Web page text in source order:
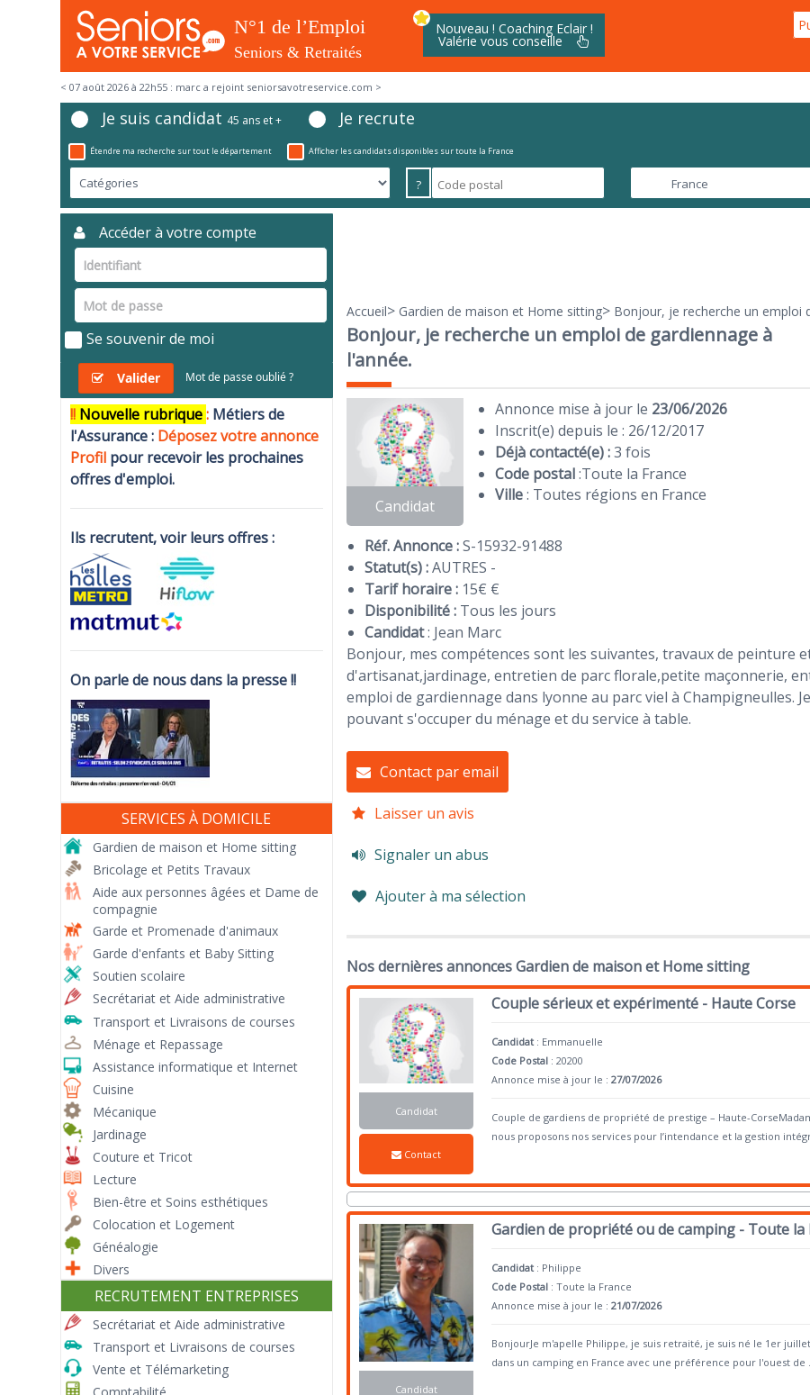
Nouveau ! Coaching Eclair !
Valérie vous conseille
< 07 août 2026 à 22h55 : marc a rejoint seniorsavotreservice.com >
Je suis candidat 45 ans et + Je recrute
Étendre ma recherche sur tout le département Afficher les candidats disponibles sur toute la France
?
Accueil> Gardien de maison et Home sitting> Bonjour, je recherche un emploi
Bonjour, je recherche un emploi de gardiennage à
l'année.
Candidat
Annonce mise à jour le 23/06/2026
Inscrit(e) depuis le : 26/12/2017
Déjà contacté(e) :3 fois
Code postal:Toute la France
Ville: Toutes régions en France
Réf. Annonce :S-15932-91488
Statut(s) :AUTRES -
Tarif horaire :15€ €
Disponibilité :Tous les jours
Candidat: Jean Marc
Bonjour, mes compétences sont les suivantes, travaux de
d'artisanat,jardinage, entretien de parc florale,petite maçonnerie,
emploi de gardiennage dans lyonne au parc viel à Champigneulles.
pouvant s'occuper du ménage et du service à table.
Contact par email
Laisser un avis
Signaler un abus
Ajouter à ma sélection
Nos dernières annonces Gardien de maison et Home sitting
Candidat
Contact
Couple sérieux et expérimenté - Haute Corse
Candidat : Emmanuelle
Code Postal : 20200
Annonce mise à jour le :27/07/2026
Couple de gardiens de propriété de prestige – Haute-
nous proposons nos services pour l’intendance et la gestion
Candidat
Gardien de propriété ou de camping - Toute la
Candidat : Philippe
Code Postal : Toute la France
Annonce mise à jour le :21/07/2026
BonjourJe m'apelle Philippe, je suis retraité, je suis né le 1er
dans un camping en France avec une préférence pour l'ouest de
Accéder à votre compte
Se souvenir de moi
Valider Mot de passe oublié ?
!! Nouvelle rubrique: Métiers de
l'Assurance : Déposez votre annonce
Profil pour recevoir les prochaines
offres d'emploi.
Ils recrutent, voir leurs offres :
On parle de nous dans la presse !!
SERVICES À DOMICILE
Gardien de maison et Home sitting
Bricolage et Petits Travaux
Aide aux personnes âgées et Dame de
compagnie
Garde et Promenade d'animaux
Garde d'enfants et Baby Sitting
Soutien scolaire
Secrétariat et Aide administrative
Transport et Livraisons de courses
Ménage et Repassage
Assistance informatique et Internet
Cuisine
Mécanique
Jardinage
Couture et Tricot
Lecture
Bien-être et Soins esthétiques
Colocation et Logement
Généalogie
Divers
RECRUTEMENT ENTREPRISES
Secrétariat et Aide administrative
Transport et Livraisons de courses
Vente et Télémarketing